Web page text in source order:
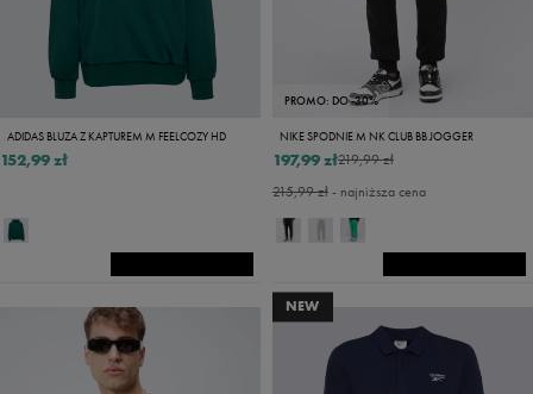
ADIDAS BLUZA Z KAPTUREM M FEELCOZY HD
152,99 zł
PROMO: DO -30%
NIKE SPODNIE M NK CLUB BB JOGGER
219,99 zł
197,99 zł
215,99 zł- najniższa cena
NEW